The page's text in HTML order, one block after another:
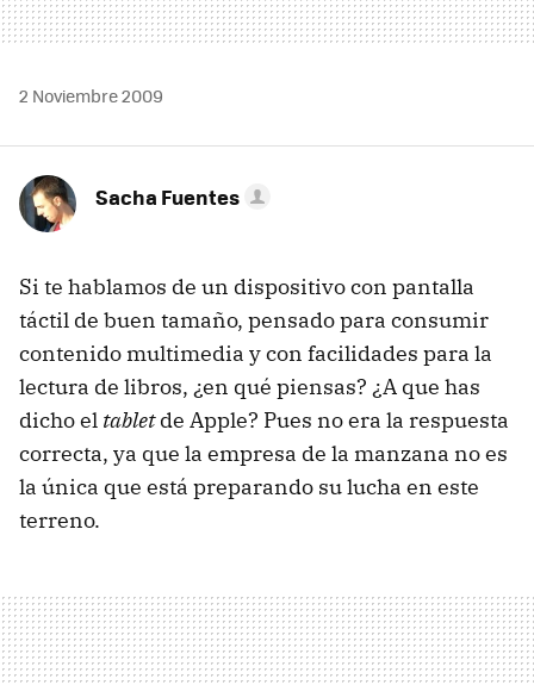
2 Noviembre 2009
Sacha Fuentes
Si te hablamos de un dispositivo con pantalla
táctil de buen tamaño, pensado para consumir
contenido multimedia y con facilidades para la
lectura de libros, ¿en qué piensas? ¿A que has
dicho el tabletde Apple? Pues no era la respuesta
correcta, ya que la empresa de la manzana no es
la única que está preparando su lucha en este
terreno.